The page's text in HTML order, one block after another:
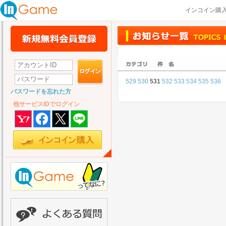
インコイン購
パスワードを忘れた方
他サービスIDでログイン
529 530 531 532 533 534 535 536